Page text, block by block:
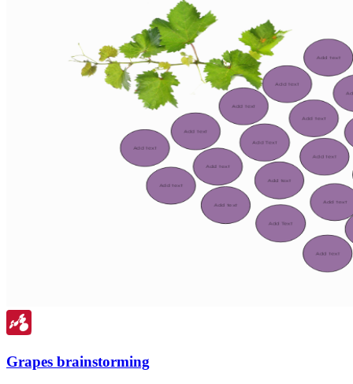
Grapes brainstorming